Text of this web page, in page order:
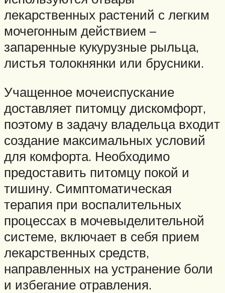
лекарственных растений с легким
мочегонным действием –
запаренные кукурузные рыльца,
листья толокнянки или брусники.
Учащенное мочеиспускание
доставляет питомцу дискомфорт,
поэтому в задачу владельца входит
создание максимальных условий
для комфорта. Необходимо
предоставить питомцу покой и
тишину. Симптоматическая
терапия при воспалительных
процессах в мочевыделительной
системе, включает в себя прием
лекарственных средств,
направленных на устранение боли
и избегание отравления.